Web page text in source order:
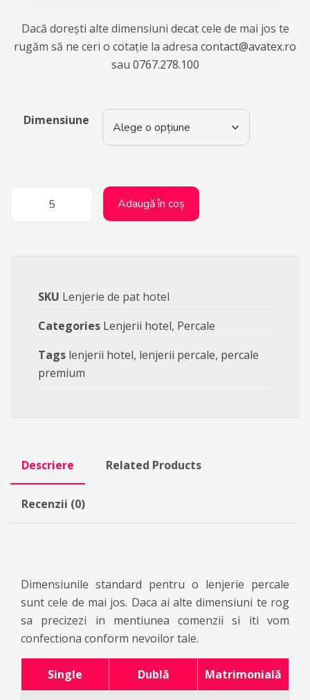
Dacă dorești alte dimensiuni decat cele de mai jos te
rugăm să ne ceri o cotație la adresa contact@avatex.ro
sau 0767.278.100
Dimensiune
Adaugă în coș
SKU Lenjerie de pat hotel
Categories Lenjerii hotel, Percale
Tags lenjerii hotel, lenjerii percale, percale
premium
Descriere Related Products
Recenzii (0)
Dimensiunile standard pentru o lenjerie percale
sunt cele de mai jos. Daca ai alte dimensiuni te rog
sa precizezi in mentiunea comenzii si iti vom
confectiona conform nevoilor tale.
Single Dublă Matrimonială